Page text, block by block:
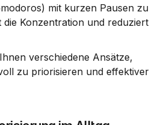
mit kurzen Pausen zu
die Konzentration und reduziert
verschiedene Ansätze,
zu priorisieren und effektiver